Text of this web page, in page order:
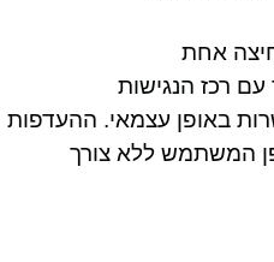
אחת
עם רכז הנגישות
באופן עצמאי. ההעדפות
המשתמש ללא צורך